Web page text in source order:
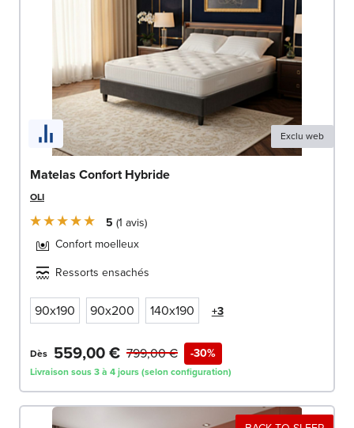
Exclu web
Matelas Confort Hybride
OLI
5 1 avis
Confort moelleux
Ressorts ensachés
90x190 90x200 140x190 +3
Dès 559,00 € -30%
799,00 €
Livraison sous 3 à 4 jours (selon configuration)